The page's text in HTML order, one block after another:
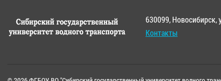
630099, Новосибирск,
Контакты